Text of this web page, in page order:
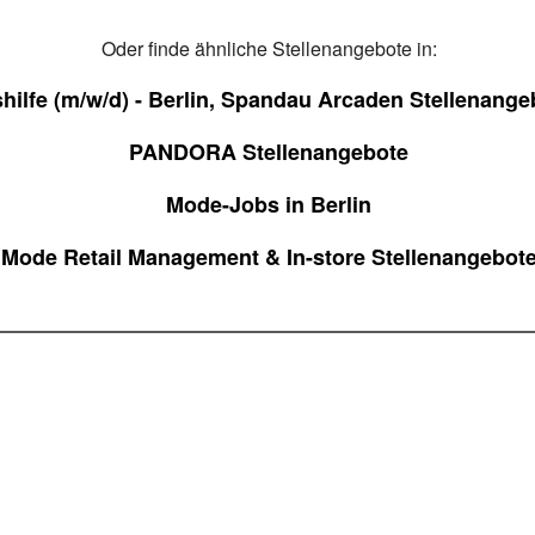
Oder finde ähnliche Stellenangebote in:
(m/w/d) - Berlin, Spandau Arcaden
PANDORA Stellenangebote
Mode-Jobs in Berlin
Mode Retail Management & In-store